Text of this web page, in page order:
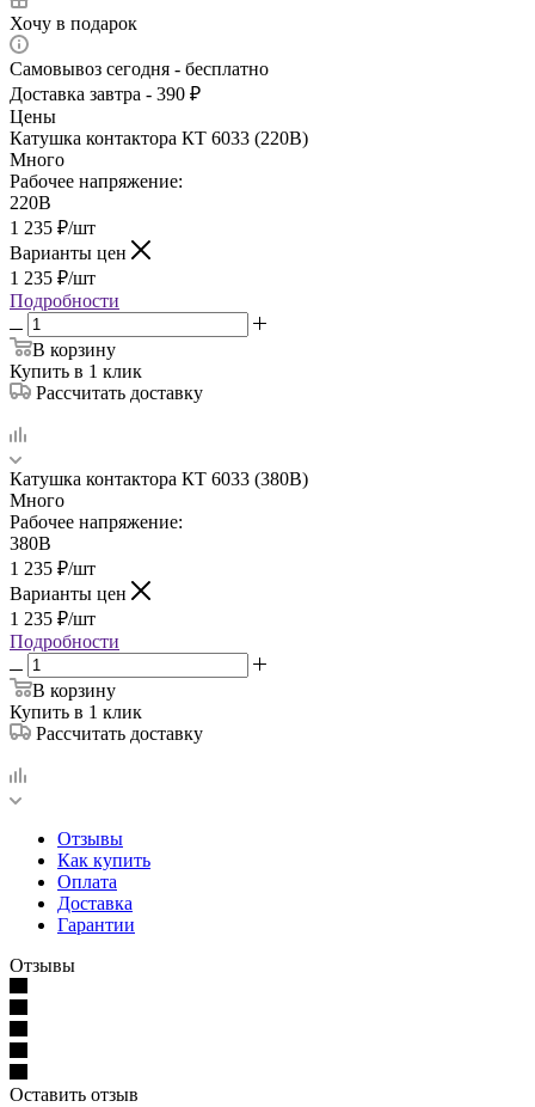
Хочу в подарок
Самовывоз сегодня - бесплатно
Доставка завтра - 390 ₽
Цены
Катушка контактора КТ 6033 (220В)
Много
Рабочее напряжение:
220В
1 235 ₽/шт
Варианты цен
1 235 ₽/шт
Подробности
В корзину
Купить в 1 клик
Рассчитать доставку
Катушка контактора КТ 6033 (380В)
Много
Рабочее напряжение:
380В
1 235 ₽/шт
Варианты цен
1 235 ₽/шт
Подробности
В корзину
Купить в 1 клик
Рассчитать доставку
Отзывы
Как купить
Оплата
Доставка
Гарантии
Отзывы
Оставить отзыв